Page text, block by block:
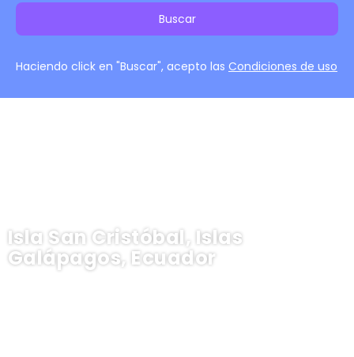
Isla San Cristóbal, Islas
Galápagos, Ecuador
Buscar
Haciendo click en "Buscar", acepto las Condiciones de uso